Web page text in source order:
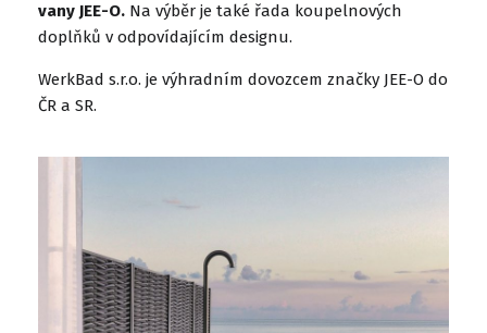
vany JEE-O. Na výběr je také řada koupelnových
doplňků v odpovídajícím designu.
WerkBad s.r.o. je výhradním dovozcem značky JEE-O do
ČR a SR.